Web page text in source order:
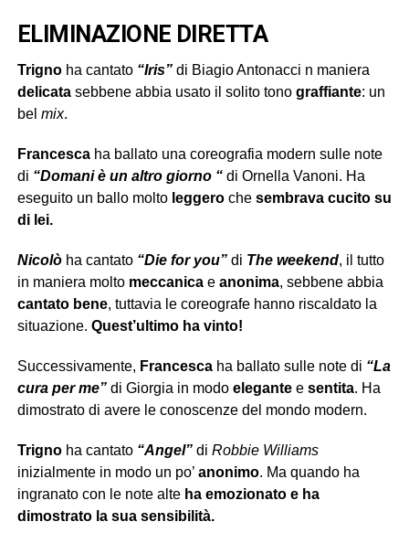
ELIMINAZIONE DIRETTA
Trignoha cantato “Iris” di Biagio Antonacci n maniera
delicatasebbene abbia usato il solito tono graffiante: un
bel mix.
Francescaha ballato una coreografia modern sulle note
di “Domani è un altro giorno “ di Ornella Vanoni. Ha
eseguito un ballo molto leggeroche sembrava cucito su
di lei.
Nicolòha cantato “Die for you”di The weekend, il tutto
in maniera molto meccanicae anonima, sebbene abbia
cantato bene, tuttavia le coreografe hanno riscaldato la
situazione. Quest’ultimo ha vinto!
Successivamente, Francescaha ballato sulle note di “La
cura per me” di Giorgia in modo elegantee sentita. Ha
dimostrato di avere le conoscenze del mondo modern.
Trignoha cantato “Angel” di Robbie Williams
inizialmente in modo un po’ anonimo. Ma quando ha
ingranato con le note alte ha emozionato e ha
dimostrato la sua sensibilità.